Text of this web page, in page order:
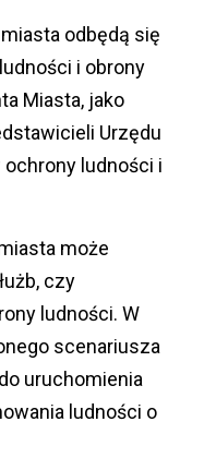
odbędą się
i obrony
Miasta, jako
Urzędu
ochrony ludności i
może
czy
ludności. W
scenariusza
uruchomienia
ludności o